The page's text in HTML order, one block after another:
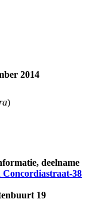
2014
)
deelname
19